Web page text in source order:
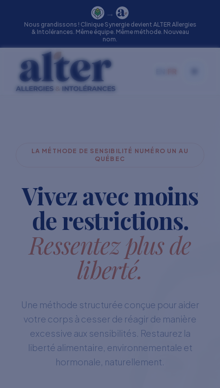
→
Nous grandissons ! Clinique Synergie devient ALTER Allergies
& Intolérances. Même équipe. Même méthode. Nouveau
nom.
LA MÉTHODE DE SENSIBILITÉ NUMÉRO UN AU
QUÉBEC
Vivez avec moins
de restrictions.
Ressentez plus de
liberté.
Une méthode structurée conçue pour aider
votre corps à cesser de réagir de manière
excessive aux sensibilités. Restaurez la
liberté alimentaire, environnementale et
hormonale, naturellement.